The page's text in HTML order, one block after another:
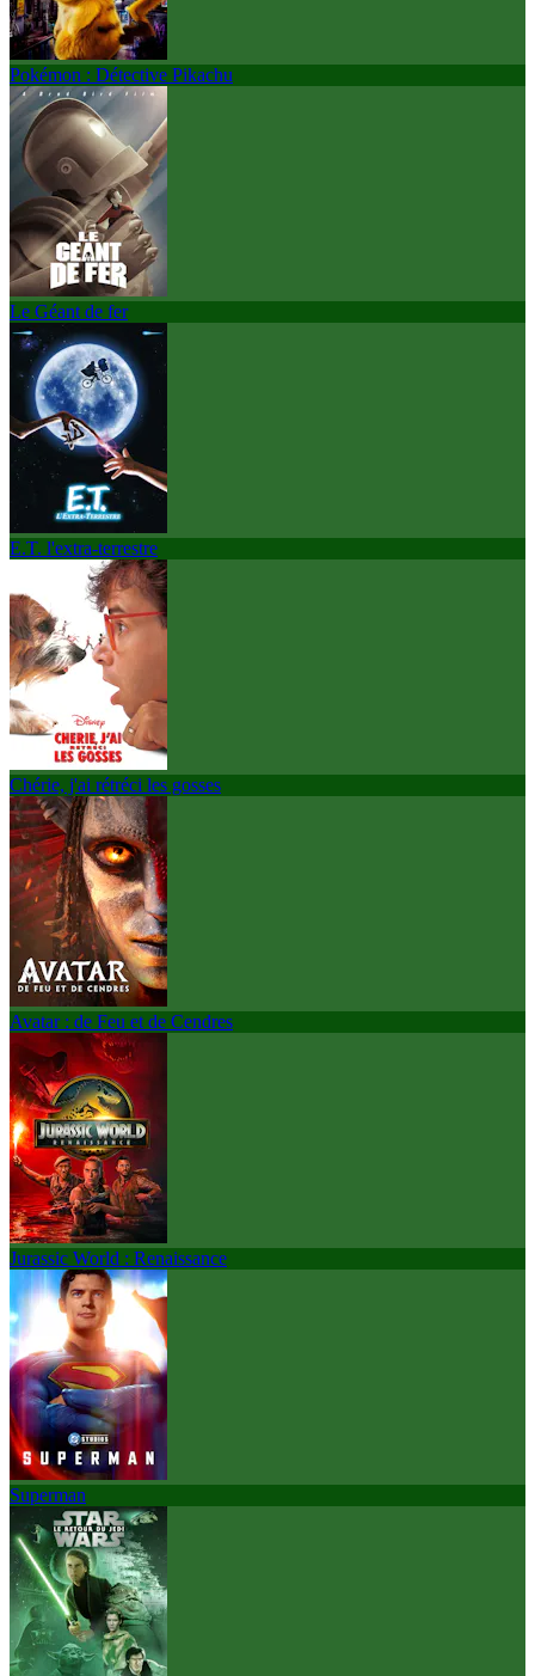
Pokémon : Détective Pikachu
Le Géant de fer
E.T. l'extra-terrestre
Chérie, j'ai rétréci les gosses
Avatar : de Feu et de Cendres
Jurassic World : Renaissance
Superman